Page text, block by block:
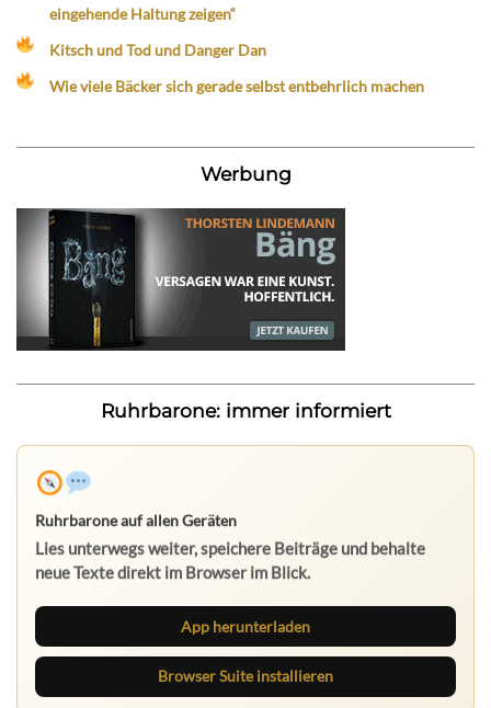
eingehende Haltung zeigen“
Kitsch und Tod und Danger Dan
Wie viele Bäcker sich gerade selbst entbehrlich machen
Werbung
Ruhrbarone: immer informiert
Ruhrbarone auf allen Geräten
Lies unterwegs weiter, speichere Beiträge und behalte
neue Texte direkt im Browser im Blick.
App herunterladen
Browser Suite installieren